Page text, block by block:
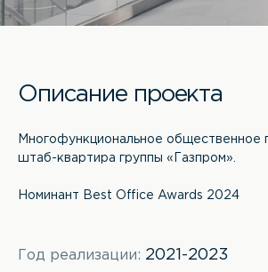
Описание проекта
Многофункциональное общественное
штаб-квартира группы «Газпром».
Номинант Best Office Awards 2024
Год реализации: 2021-2023